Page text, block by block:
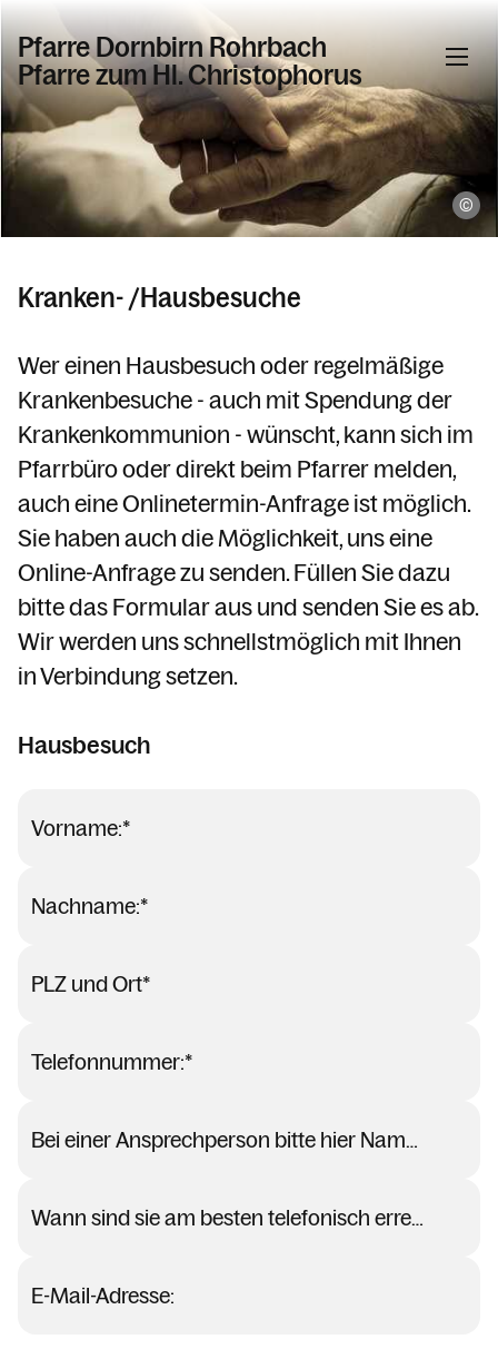
Pfarre Dornbirn Rohrbach
Pfarre zum Hl. Christophorus
Informationen
Fotogalerie - Sommer - Rohrbach
Pfarrzentrum / Vermietungen / Online
Terminanfrage
Hochzeit
Tod / Beerdigung / Trauer
Unsere Verstorbenen
Jahrtagsgottesdienste
Kranken- Hausbesuche
Die Feier der Totenwache und "Stille
Beerdigungen"
Kranken- /Hausbesuche
Spiritualität
Arbeitskreise & Ehrenamt & Dienstpläne
Familiengottesdienste / Kinderkirche
Kinder / Jugend / Familie
Bücherei
Offener Kühlschrank
Kranken- /Hausbesuche
Wer einen Hausbesuch oder regelmäßige
Krankenbesuche - auch mit Spendung der
Krankenkommunion - wünscht, kann sich im
Pfarrbüro oder direkt beim Pfarrer melden,
auch eine Onlinetermin-Anfrage ist möglich.
Sie haben auch die Möglichkeit, uns eine
Online-Anfrage zu senden. Füllen Sie dazu
bitte das Formular aus und senden Sie es ab.
Wir werden uns schnellstmöglich mit Ihnen
in Verbindung setzen.
Hausbesuch
Vorname:*
Nachname:*
PLZ und Ort*
Telefonnummer:*
Bei einer Ansprechperson bitte hier Name und
Wann sind sie am besten telefonisch erreichbar:
E-Mail-Adresse: